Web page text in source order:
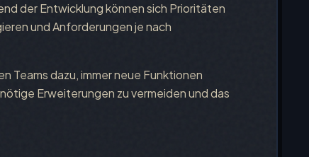
der Entwicklung können sich Prioritäten
und Anforderungen je nach
Teams dazu, immer neue Funktionen
Erweiterungen zu vermeiden und das